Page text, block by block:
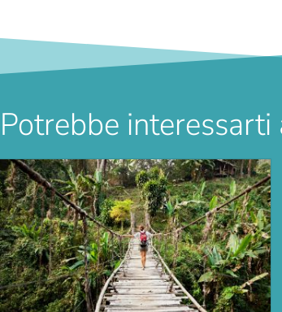
Potrebbe interessarti
DI PIÙ